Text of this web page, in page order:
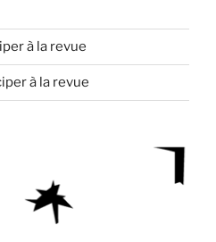
à la revue
à la revue